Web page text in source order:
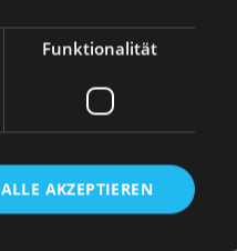
Funktionalität
ALLE AKZEPTIEREN